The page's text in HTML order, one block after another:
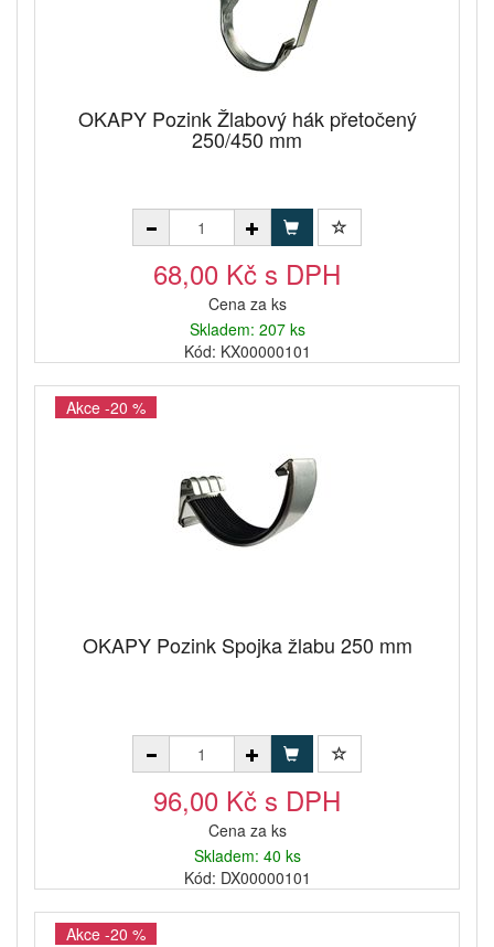
OKAPY Pozink Žlabový hák přetočený
250/450 mm
68,00 Kč s DPH
Cena za ks
Skladem: 207 ks
Kód: KX00000101
Akce -20 %
OKAPY Pozink Spojka žlabu 250 mm
96,00 Kč s DPH
Cena za ks
Skladem: 40 ks
Kód: DX00000101
Akce -20 %